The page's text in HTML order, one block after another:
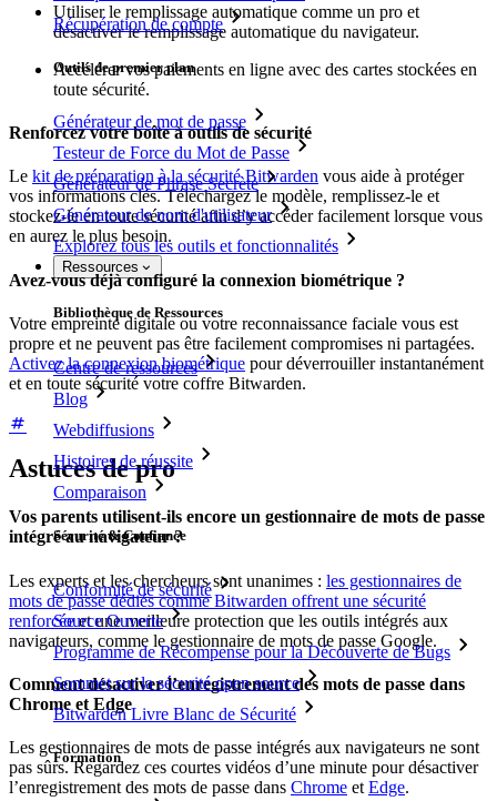
Récupération de compte
Outils de premier plan
Générateur de mot de passe
Testeur de Force du Mot de Passe
Générateur de Phrase Secrète
Générateur de nom d'utilisateur
Explorez tous les outils et fonctionnalités
Ressources
Bibliothèque de Ressources
Centre de ressources
Blog
Webdiffusions
Histoires de réussite
Comparaison
Sécurité & Confiance
Conformité de sécurité
Source Ouverte
Programme de Récompense pour la Découverte de Bugs
Sommet sur la sécurité open source
Bitwarden Livre Blanc de Sécurité
Formation
Utiliser le remplissage automatique comme un pro et
désactiver le remplissage automatique du navigateur.
Accélérer vos paiements en ligne avec des cartes stockées en
toute sécurité.
Renforcez votre boîte à outils de sécurité
Le kit de préparation à la sécurité Bitwarden vous aide à protéger
vos informations clés. Téléchargez le modèle, remplissez-le et
stockez-le en toute sécurité afin d’y accéder facilement lorsque vous
en aurez le plus besoin.
Avez-vous déjà configuré la connexion biométrique ?
Votre empreinte digitale ou votre reconnaissance faciale vous est
propre et ne peuvent pas être facilement compromises ni partagées.
Activez la connexion biométrique pour déverrouiller instantanément
et en toute sécurité votre coffre Bitwarden.
Astuces de pro
Vos parents utilisent-ils encore un gestionnaire de mots de passe
intégré au navigateur ?
Les experts et les chercheurs sont unanimes : les gestionnaires de
mots de passe dédiés comme Bitwarden offrent une sécurité
renforcéeet une meilleure protection que les outils intégrés aux
navigateurs, comme le gestionnaire de mots de passe Google.
Comment désactiver l’enregistrement des mots de passe dans
Chrome et Edge
Les gestionnaires de mots de passe intégrés aux navigateurs ne sont
pas sûrs. Regardez ces courtes vidéos d’une minute pour désactiver
l’enregistrement des mots de passe dans Chrome et Edge.